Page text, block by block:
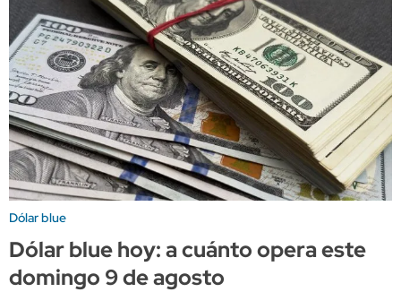
Dólar blue
Dólar blue hoy: a cuánto opera este
domingo 9 de agosto